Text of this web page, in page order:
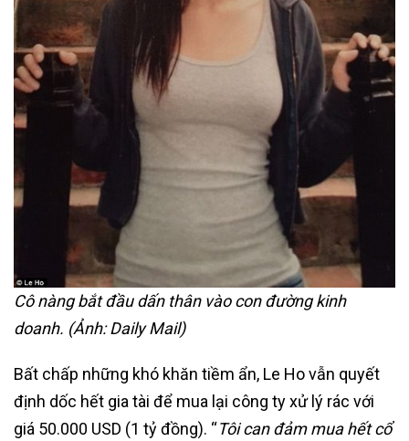
Cô nàng bắt đầu dấn thân vào con đường kinh
doanh. (Ảnh: Daily Mail)
Bất chấp những khó khăn tiềm ẩn, Le Ho vẫn quyết
định dốc hết gia tài để mua lại công ty xử lý rác với
giá 50.000 USD (1 tỷ đồng). “Tôi can đảm mua hết cổ